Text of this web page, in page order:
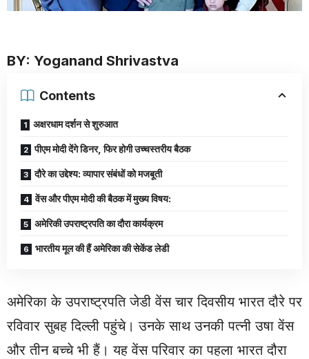
BY: Yoganand Shrivastva
Contents
अक्षरधाम दर्शन से शुरुआत
पीएम मोदी देंगे डिनर, फिर होगी उच्चस्तरीय बैठक
दौरे का उद्देश्य: व्यापार संबंधों को मजबूती
वेंस और पीएम मोदी की बैठक में मुख्य विषय:
अमेरिकी उपराष्ट्रपति का दौरा कार्यक्रम
भारतीय मूल की हैं अमेरिका की सेकेंड लेडी
अमेरिका के उपराष्ट्रपति जेडी वेंस चार दिवसीय भारत दौरे पर
रविवार सुबह दिल्ली पहुंचे। उनके साथ उनकी पत्नी उषा वेंस
और तीन बच्चे भी हैं। यह वेंस परिवार का पहला भारत दौरा